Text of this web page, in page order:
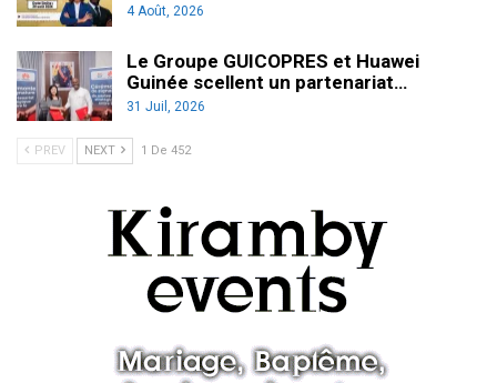
4 Août, 2026
Le Groupe GUICOPRES et Huawei
Guinée scellent un partenariat…
31 Juil, 2026
PREV NEXT 1 De 452